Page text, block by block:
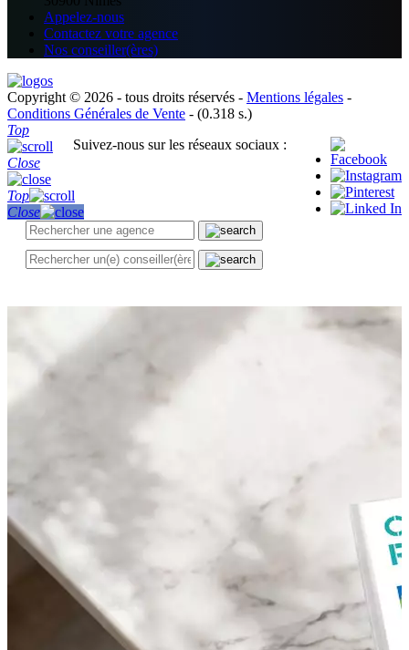
Appelez-nous
Contactez votre agence
Nos conseiller(ères)
Copyright © 2026 - tous droits réservés - Mentions légales -
Conditions Générales de Vente - (0.318 s.)
Suivez-nous sur les réseaux sociaux :
Top
Close
Top
Close